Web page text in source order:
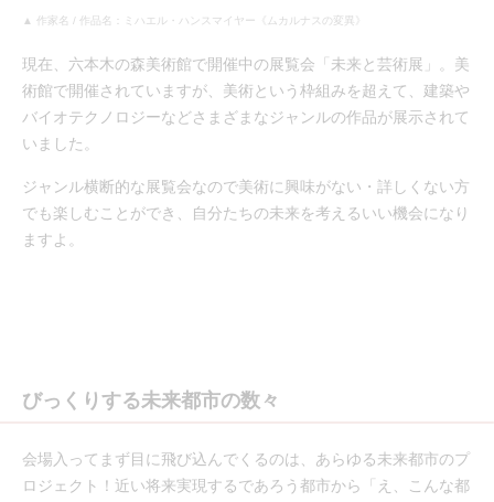
▲ 作家名 / 作品名：ミハエル・ハンスマイヤー《ムカルナスの変異》
現在、六本木の森美術館で開催中の展覧会「未来と芸術展」。美
術館で開催されていますが、美術という枠組みを超えて、建築や
バイオテクノロジーなどさまざまなジャンルの作品が展示されて
いました。
ジャンル横断的な展覧会なので美術に興味がない・詳しくない方
でも楽しむことができ、自分たちの未来を考えるいい機会になり
ますよ。
びっくりする未来都市の数々
会場入ってまず目に飛び込んでくるのは、あらゆる未来都市のプ
ロジェクト！近い将来実現するであろう都市から「え、こんな都